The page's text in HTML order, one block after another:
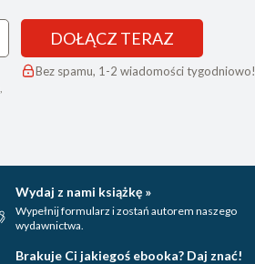
DOŁĄCZ TERAZ
Bez spamu, 1-2 wiadomości tygodniowo!
Wydaj z nami książkę »
Wypełnij formularz i zostań autorem naszego
wydawnictwa.
Brakuje Ci jakiegoś ebooka? Daj znać!